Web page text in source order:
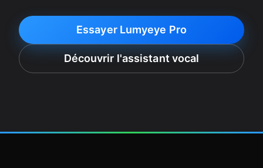
Essayer Lumyeye Pro
Découvrir l'assistant vocal